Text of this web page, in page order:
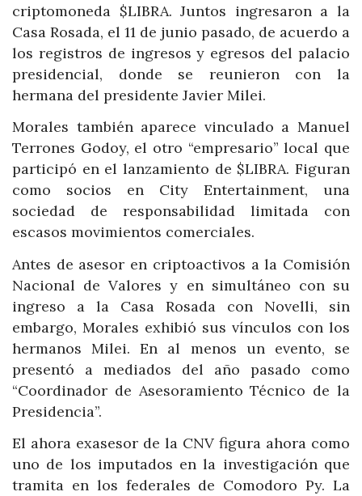
criptomoneda $LIBRA. Juntos ingresaron a la
Casa Rosada, el 11 de junio pasado, de acuerdo a
los registros de ingresos y egresos del palacio
presidencial, donde se reunieron con la
hermana del presidente Javier Milei.
Morales también aparece vinculado a Manuel
Terrones Godoy, el otro “empresario” local que
participó en el lanzamiento de $LIBRA. Figuran
como socios en City Entertainment, una
sociedad de responsabilidad limitada con
escasos movimientos comerciales.
Antes de asesor en criptoactivos a la Comisión
Nacional de Valores y en simultáneo con su
ingreso a la Casa Rosada con Novelli, sin
embargo, Morales exhibió sus vínculos con los
hermanos Milei. En al menos un evento, se
presentó a mediados del año pasado como
“Coordinador de Asesoramiento Técnico de la
Presidencia”.
El ahora exasesor de la CNV figura ahora como
uno de los imputados en la investigación que
tramita en los federales de Comodoro Py. La